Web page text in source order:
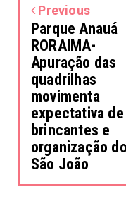
Previous
Parque Anauá
RORAIMA-
Apuração das
quadrilhas
movimenta
expectativa de
brincantes e
organização do
São João